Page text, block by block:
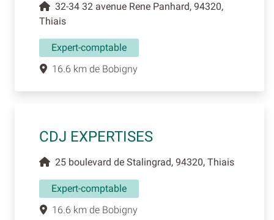
32-34 32 avenue Rene Panhard, 94320,
Thiais
Expert-comptable
16.6 km de Bobigny
CDJ EXPERTISES
25 boulevard de Stalingrad, 94320, Thiais
Expert-comptable
16.6 km de Bobigny